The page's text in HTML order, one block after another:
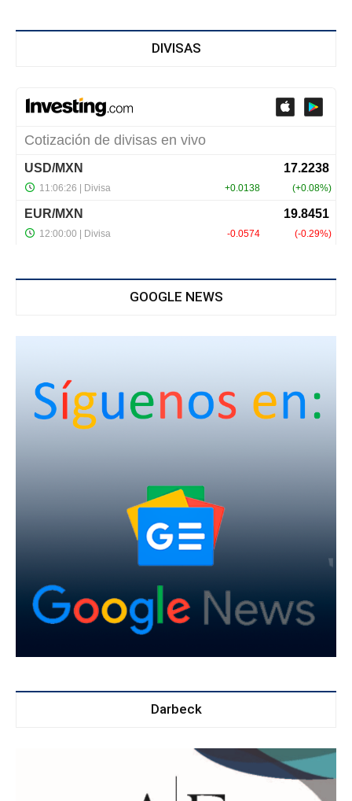
DIVISAS
GOOGLE NEWS
Darbeck